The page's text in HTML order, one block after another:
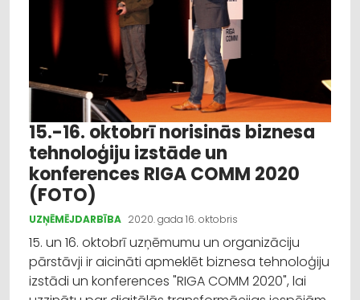
15.-16. oktobrī norisinās biznesa
tehnoloģiju izstāde un
konferences RIGA COMM 2020
(FOTO)
UZŅĒMĒJDARBĪBA 2020. gada 16. oktobris
15. un 16. oktobrī uzņēmumu un organizāciju
pārstāvji ir aicināti apmeklēt biznesa tehnoloģiju
izstādi un konferences "RIGA COMM 2020", lai